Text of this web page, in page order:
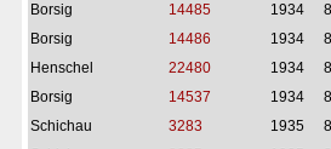
Borsig
14485 1934
Borsig
14486 1934
Henschel
22480 1934
Borsig
14537 1934
Schichau
3283 1935